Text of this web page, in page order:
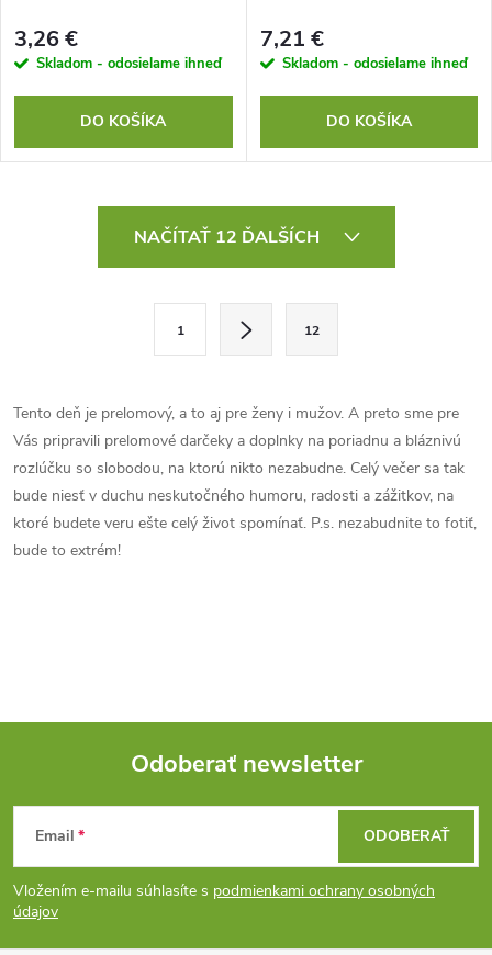
3,26 €
Skladom - odosielame ihneď
DO KOŠÍKA
7,21 €
Skladom - odosielame ihneď
DO KOŠÍKA
d
a
c
i
v
y
ý
p
NAČÍTAŤ 12 ĎALŠÍCH
á
n
k
o
v
a
1 12
Tento deň je prelomový, a to aj pre ženy i mužov. A preto sme pre
Vás pripravili prelomové darčeky a doplnky na poriadnu a bláznivú
rozlúčku so slobodou, na ktorú nikto nezabudne. Celý večer sa tak
bude niesť v duchu neskutočného humoru, radosti a zážitkov, na
ktoré budete veru ešte celý život spomínať. P.s. nezabudnite to fotiť,
bude to extrém!
Z
á
p
Odoberať newsletter
Email
Vložením e-mailu súhlasíte s podmienkami ochrany osobných
údajov
ODOBERAŤ